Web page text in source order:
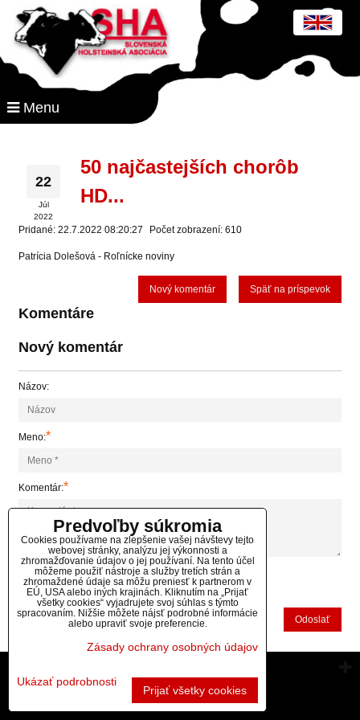
Menu
22
Júl
2022
50 najčastejších chorôb
HD...
Pridané: 22.7.2022 08:20:27 Počet zobrazení: 610
Patrícia Dolešová - Roľnícke noviny
Späť na príspevok
Nový komentár
Komentáre
Nový komentár
Názov:
Meno:*
Komentár:*
(Povinné)
Odoslať
Predvoľby súkromia
Cookies používame na zlepšenie vašej návštevy tejto
webovej stránky, analýzu jej výkonnosti a
zhromažďovanie údajov o jej používaní. Na tento účel
môžeme použiť nástroje a služby tretích strán a
zhromaždené údaje sa môžu preniesť k partnerom v
EÚ, USA alebo iných krajinách. Kliknutím na „Prijať
všetky cookies“ vyjadrujete svoj súhlas s týmto
spracovaním. Nižšie môžete nájsť podrobné informácie
alebo upraviť svoje preferencie.
Zásady ochrany osobných údajov
Ukázať podrobnosti
Prijať všetky cookies